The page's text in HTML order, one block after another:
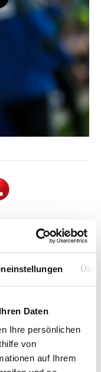
Daten
Ihre persönlichen
von
auf Ihrem
(413)
(74)